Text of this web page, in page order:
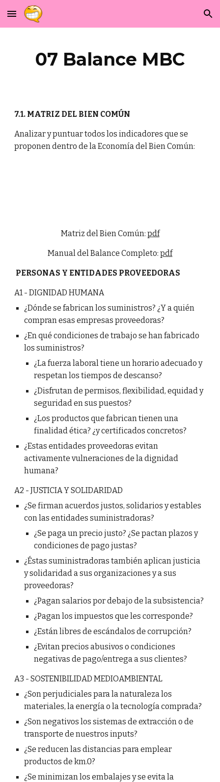
Skip to main content Skip to navigation
07 Balance MBC
7.1. MATRIZ DEL BIEN COMÚN
Analizar y puntuar todos los indicadores que se
proponen dentro de la Economía del Bien Común:
Matriz del Bien Común: pdf
Manual del Balance Completo: pdf
PERSONAS Y ENTIDADES PROVEEDORAS
A1 - DIGNIDAD HUMANA
¿Dónde se fabrican los suministros? ¿Y a quién
compran esas empresas proveedoras?
¿En qué condiciones de trabajo se han fabricado
los suministros?
¿La fuerza laboral tiene un horario adecuado y
respetan los tiempos de descanso?
¿Disfrutan de permisos, flexibilidad, equidad y
seguridad en sus puestos?
¿Los productos que fabrican tienen una
finalidad ética? ¿y certificados concretos?
¿Estas entidades proveedoras evitan
activamente vulneraciones de la dignidad
humana?
A2 - JUSTICIA Y SOLIDARIDAD
¿Se firman acuerdos justos, solidarios y estables
con las entidades suministradoras?
¿Se paga un precio justo? ¿Se pactan plazos y
condiciones de pago justas?
¿Éstas suministradoras también aplican justicia
y solidaridad a sus organizaciones y a sus
proveedoras?
¿Pagan salarios por debajo de la subsistencia?
¿Pagan los impuestos que les corresponde?
¿Están libres de escándalos de corrupción?
¿Evitan precios abusivos o condiciones
negativas de pago/entrega a sus clientes?
A3 - SOSTENIBILIDAD MEDIOAMBIENTAL
¿Son perjudiciales para la naturaleza los
materiales, la energía o la tecnología comprada?
¿Son negativos los sistemas de extracción o de
transporte de nuestros inputs?
¿Se reducen las distancias para emplear
productos de km.0?
¿Se minimizan los embalajes y se evita la